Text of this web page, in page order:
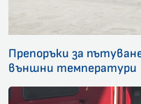
Препоръки за
външни температури